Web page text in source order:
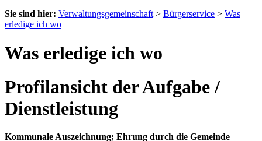
Sie sind hier: Verwaltungsgemeinschaft > Bürgerservice > Was
erledige ich wo
Was erledige ich wo
Profilansicht der Aufgabe /
Dienstleistung
Kommunale Auszeichnung; Ehrung durch die Gemeinde